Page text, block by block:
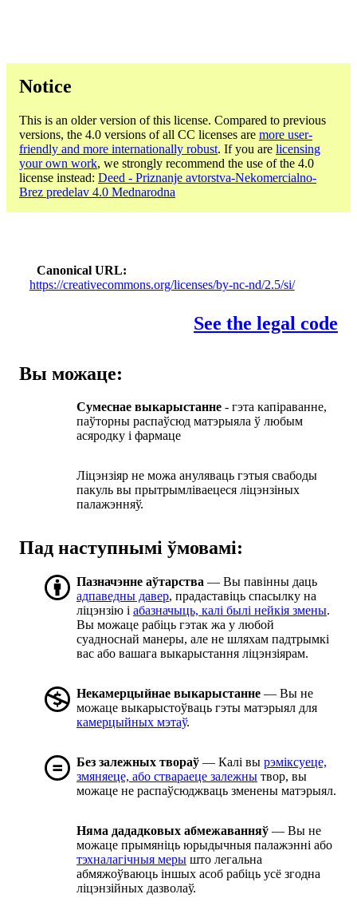
Notice
This is an older version of this license. Compared to previous
versions, the 4.0 versions of all CC licenses are more user-
friendly and more internationally robust. If you are licensing
your own work, we strongly recommend the use of the 4.0
license instead: Deed - Priznanje avtorstva-Nekomercialno-
Brez predelav 4.0 Mednarodna
Canonical URL
https://creativecommons.org/licenses/by-nc-nd/2.5/si/
See the legal code
Вы можаце:
Сумеснае выкарыстанне - гэта капіраванне,
паўторны распаўсюд матэрыяла ў любым
асяродку і фармаце
Ліцэнзіяр не можа ануляваць гэтыя свабоды
пакуль вы прытрымліваецеся ліцэнзіных
палажэнняў.
Пад наступнымі ўмовамі:
Пазначэнне аўтарства — Вы павінны даць
адпаведны давер, прадаставіць спасылку на
ліцэнзію і абазначыць, калі былі нейкія змены.
Вы можаце рабіць гэтак жа у любой
суадноснай манеры, але не шляхам падтрымкі
вас або вашага выкарыстання ліцэнзіярам.
Некамерцыйнае выкарыстанне — Вы не
можаце выкарыстоўваць гэты матэрыял для
камерцыйных мэтаў.
Без залежных твораў — Калі вы рэміксуеце,
змяняеце, або ствараеце залежны твор, вы
можаце не распаўсюджваць зменены матэрыял.
Няма дададковых абмежаванняў — Вы не
можаце прымяніць юрыдычныя палажэнні або
тэхналагічныя меры што легальна
абмяжоўваюць іншых асоб рабіць усё згодна
ліцэнзійных дазволаў.